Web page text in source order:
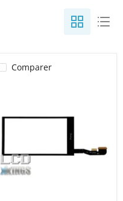
Comparer